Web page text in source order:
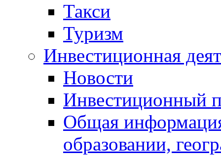
Такси
Туризм
Инвестиционная
Новости
Инвестиционный
Общая
образовании,